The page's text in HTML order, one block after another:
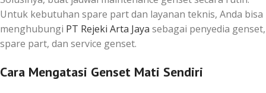
Untuk kebutuhan spare part dan layanan teknis, Anda bisa
menghubungi PT Rejeki Arta Jaya sebagai penyedia genset,
spare part, dan service genset.
Cara Mengatasi Genset Mati Sendiri